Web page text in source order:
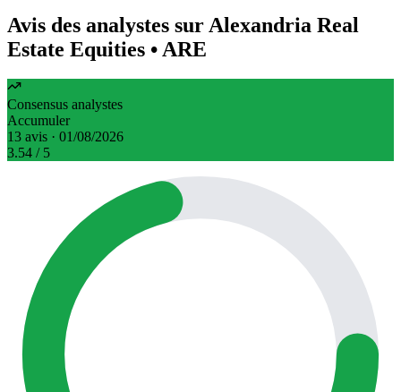
Avis des analystes sur Alexandria Real
Estate Equities • ARE
Consensus analystes
Accumuler
13 avis · 01/08/2026
3.54 / 5